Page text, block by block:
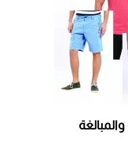
فخامة
للبيع في مزاد